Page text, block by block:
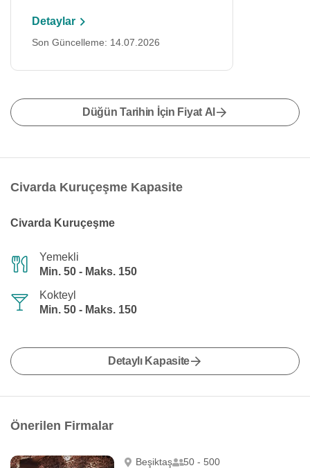
Detaylar
Son Güncelleme: 14.07.2026
Düğün Tarihin İçin Fiyat Al
Civarda Kuruçeşme Kapasite
Civarda Kuruçeşme
Yemekli
Min. 50 - Maks. 150
Kokteyl
Min. 50 - Maks. 150
Detaylı Kapasite
Önerilen Firmalar
Beşiktaş 50 - 500